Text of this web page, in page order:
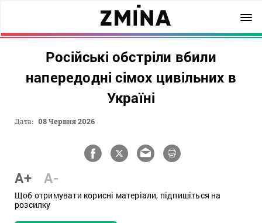
Російські обстріли вбили
напередодні сімох цивільних в
Україні
Дата: 08 Червня 2026
A+ A-
Щоб отримувати корисні матеріали, підпишіться на
розсилку